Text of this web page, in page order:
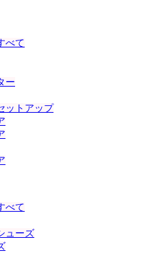
べて
ー
ットアップ
べて
ューズ